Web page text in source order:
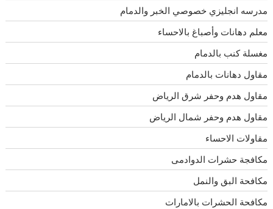
مدرسه انجليزي خصوصي الخبر والدمام
معلم دهانات وأصباغ بالاحساء
مغسلة كنب بالدمام
مقاول دهانات بالدمام
مقاول هدم وحفر شرق الرياض
مقاول هدم وحفر شمال الرياض
مقاولات الاحساء
مكافجة حشرات الدوادمى
مكافحة البق والنمل
مكافحة الحشرات بالامارات